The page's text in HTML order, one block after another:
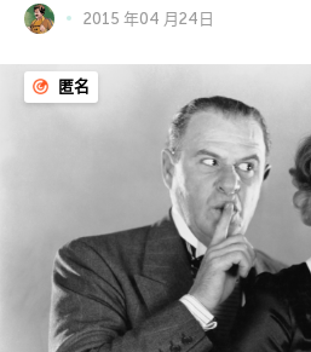
2015 年04 月24日
匿名